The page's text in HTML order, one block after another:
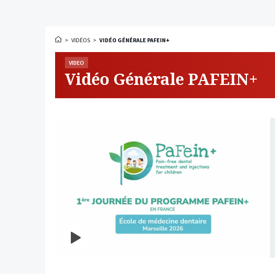
> VIDÉOS > VIDÉO GÉNÉRALE PAFEIN+
VIDEO
Vidéo Générale PAFEIN+